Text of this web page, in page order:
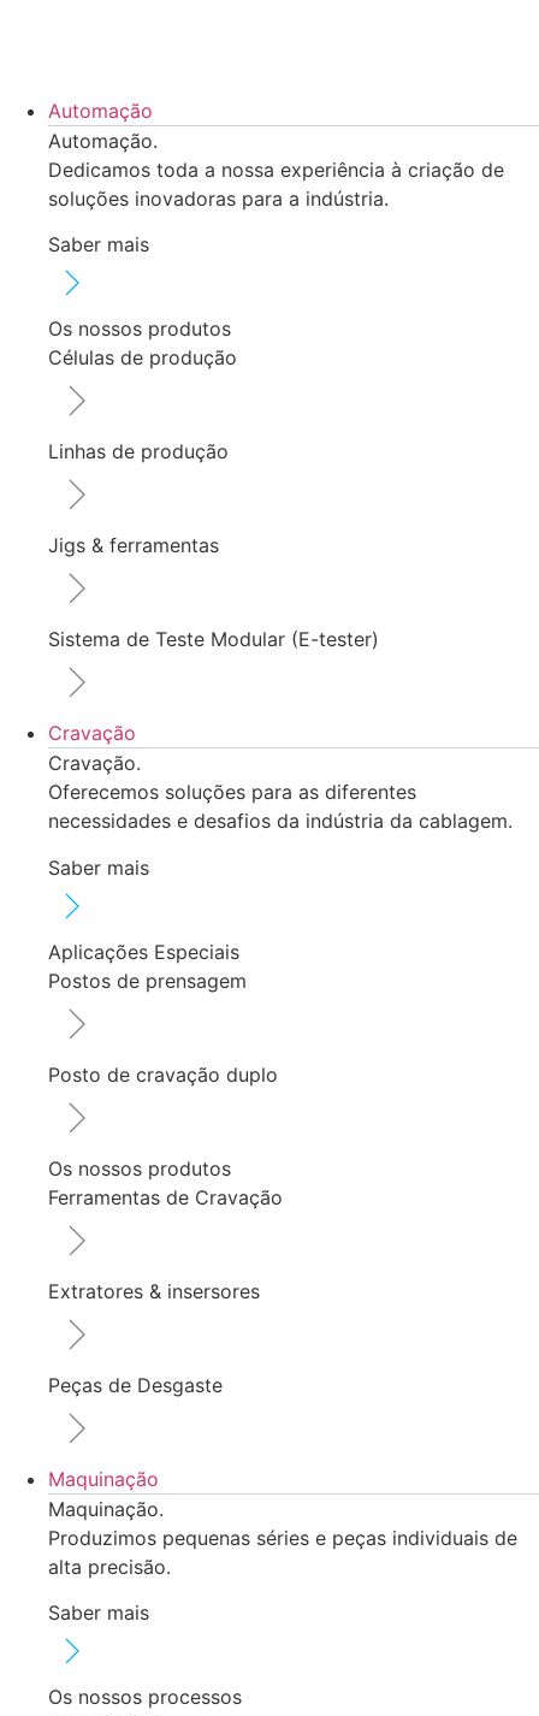
conteúdoAutomação
Automação.
Dedicamos toda a nossa experiência à criação de
soluções inovadoras para a indústria.
Saber mais
Os nossos produtos
Células de produção
Linhas de produção
Jigs & ferramentas
Sistema de Teste Modular (E-tester)
Cravação
Cravação.
Oferecemos soluções para as diferentes
necessidades e desafios da indústria da cablagem.
Saber mais
Aplicações Especiais
Postos de prensagem
Posto de cravação duplo
Os nossos produtos
Ferramentas de Cravação
Extratores & insersores
Peças de Desgaste
Maquinação
Maquinação.
Produzimos pequenas séries e peças individuais de
alta precisão.
Saber mais
Os nossos processos